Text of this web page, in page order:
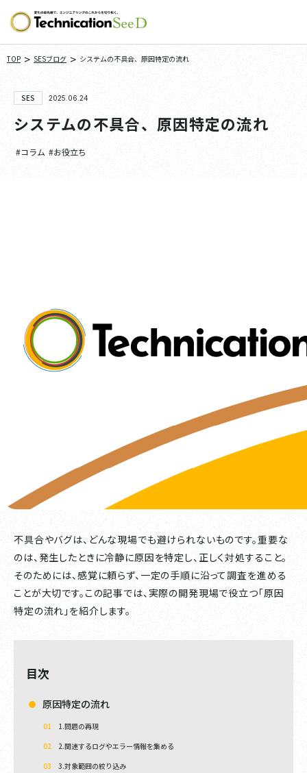
TOP > SESブログ > システムの不具合、原因特定の流れ
SES 2025.06.24
システムの不具合、原因特定の流れ
#コラム #お役立ち
不具合やバグは、どんな現場でも避けられないものです。重要な
のは、発生したときに冷静に原因を特定し、正しく対処すること。
そのためには、感覚に頼らず、一定の手順に沿って調査を進める
ことが大切です。この記事では、実際の開発現場で役立つ「原因
特定の流れ」を紹介します。
目次
原因特定の流れ
1.問題の再現
2.関連するログやエラー情報を集める
3.対象範囲の絞り込み